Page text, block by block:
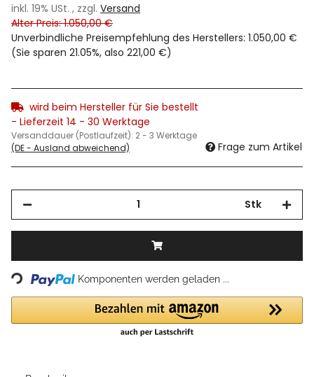
inkl. 19% USt. , zzgl. Versand
Alter Preis: 1.050,00 €
Unverbindliche Preisempfehlung des Herstellers: 1.050,00 €
(Sie sparen 21.05%, also 221,00 €)
wird beim Hersteller für Sie bestellt
- Lieferzeit 14 - 30 Werktage
Versanddauer (Postlaufzeit): 2 - 3 Werktage
(DE - Ausland abweichend)
Frage zum Artikel
Stk
Loading... Komponenten werden geladen ...